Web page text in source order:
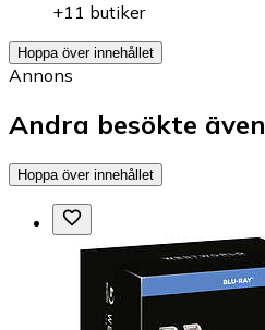
+11 butiker
Hoppa över innehållet
Annons
Andra besökte även
Hoppa över innehållet